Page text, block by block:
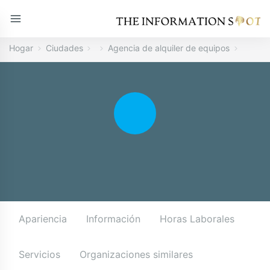
Hogar Ciudades Agencia de alquiler de equipos
Apariencia Información Horas Laborales
Servicios Organizaciones similares